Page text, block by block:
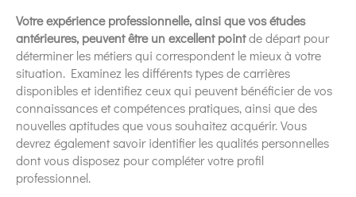
Votre expérience professionnelle, ainsi que vos études
antérieures, peuvent être un excellent pointde départ pour
déterminer les métiers qui correspondent le mieux à votre
situation. Examinez les différents types de carrières
disponibles et identifiez ceux qui peuvent bénéficier de vos
connaissances et compétences pratiques, ainsi que des
nouvelles aptitudes que vous souhaitez acquérir. Vous
devrez également savoir identifier les qualités personnelles
dont vous disposez pour compléter votre profil
professionnel.